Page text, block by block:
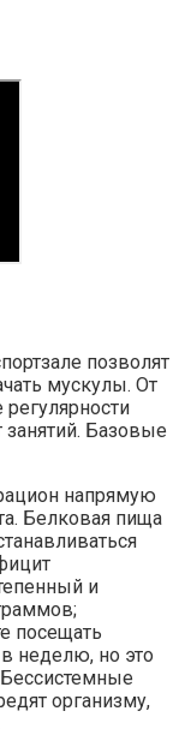
позволят
мускулы. От
занятий. Базовые
напрямую
Белковая пища
и
посещать
неделю, но это
организму,